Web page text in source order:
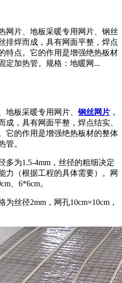
网片、地板采暖专用网片、钢丝
排焊而成，具有网面平整，焊点
特点。它的作用是增强绝热板材
定加热管。规格：地暖网...
地板采暖专用网片、钢丝网片 ，
成，具有网面平整，焊点结实、
它的作用是增强绝热板材的整体
管。
多为1.5-4mm，丝径的粗细决定
力（根据工程的具体需要）。网
、6*6cm。
丝径2mm，网孔10cm×10cm，